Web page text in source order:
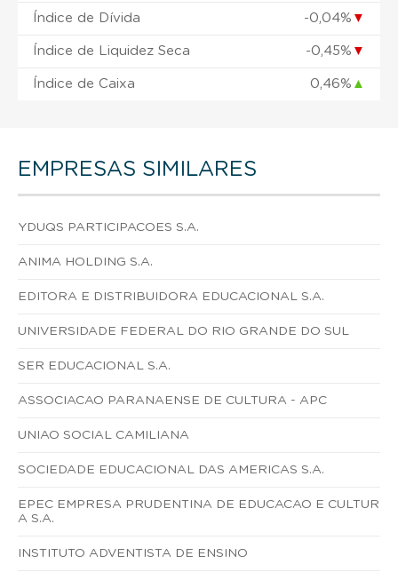
Índice de Dívida -0,04% ▼
Índice de Liquidez Seca -0,45% ▼
Índice de Caixa 0,46% ▲
EMPRESAS SIMILARES
YDUQS PARTICIPACOES S.A.
ANIMA HOLDING S.A.
EDITORA E DISTRIBUIDORA EDUCACIONAL S.A.
UNIVERSIDADE FEDERAL DO RIO GRANDE DO SUL
SER EDUCACIONAL S.A.
ASSOCIACAO PARANAENSE DE CULTURA - APC
UNIAO SOCIAL CAMILIANA
SOCIEDADE EDUCACIONAL DAS AMERICAS S.A.
EPEC EMPRESA PRUDENTINA DE EDUCACAO E CULTUR
A S.A.
INSTITUTO ADVENTISTA DE ENSINO